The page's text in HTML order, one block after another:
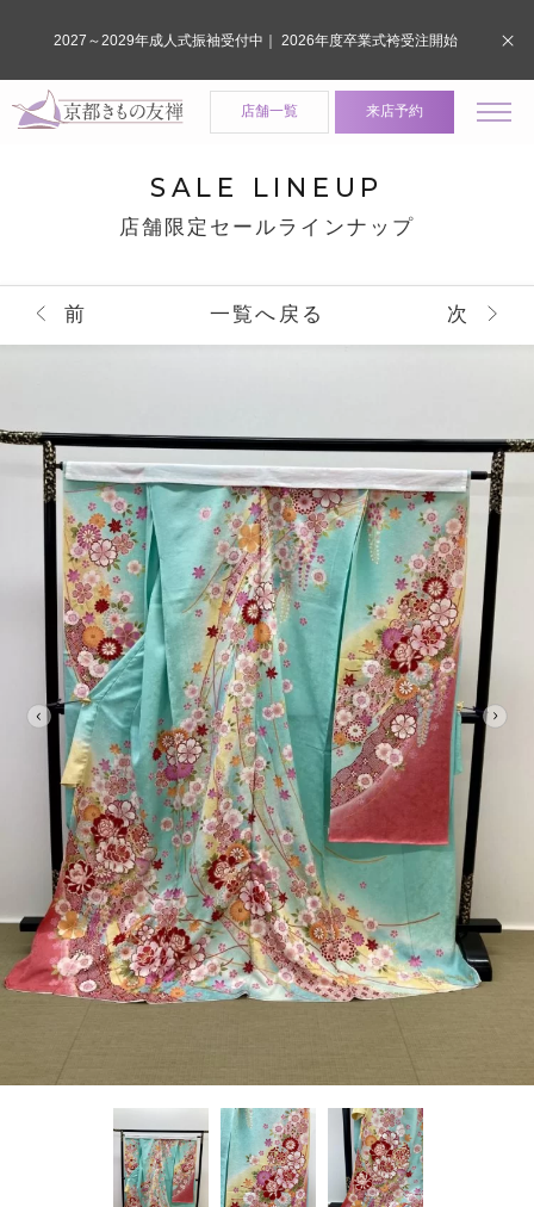
店舗一覧 来店予約
SALE LINEUP
店舗限定セールラインナップ
前 一覧へ戻る 次
2027～2029年成人式振袖受付中｜ 2026年度卒業式袴受注開始